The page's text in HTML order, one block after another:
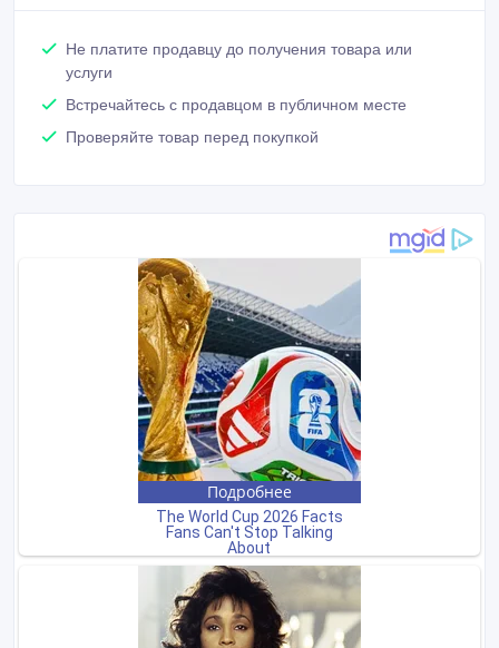
Не платите продавцу до получения товара или
услуги
Встречайтесь с продавцом в публичном месте
Проверяйте товар перед покупкой